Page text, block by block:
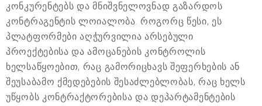
კონკურენტებს და მნიშვნელოვნად გაზარდოს
კონტრაგენტის ლოიალობა. როგორც წესი, ეს
პლატფორმები აღჭურვილია არსებული
პროექტებისა და ამოცანების კონტროლის
ხელსაწყოებით, რაც გამორიცხავს შეფერხების ან
შეუსაბამო ქმედებების შესაძლებლობას, რაც ხელს
უწყობს კონტრაქტორებისა და დეპარტამენტების